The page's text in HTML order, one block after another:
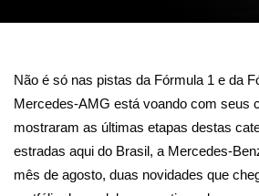
Não é só nas pistas da Fórmula 1 e da
Mercedes-AMG está voando com seus
mostraram as últimas etapas destas
estradas aqui do Brasil, a Mercedes-
mês de agosto, duas novidades que